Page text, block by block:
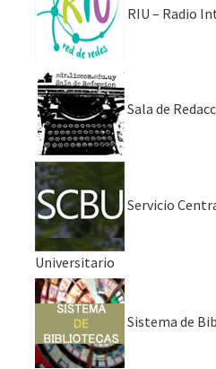
RIU – Radio
Sala de
Servicio
Universitario
Sistema de